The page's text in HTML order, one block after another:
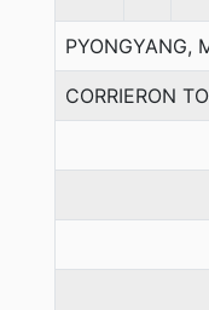
PYONGYANG,
CORRIERON